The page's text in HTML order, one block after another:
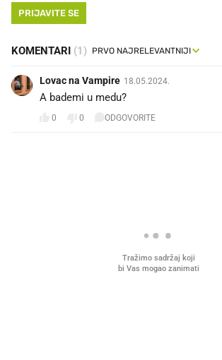
PRIJAVITE SE
KOMENTARI (1)
Lovac na Vampire 18.05.2024.
A bademi u medu?
0 0 ODGOVORITE